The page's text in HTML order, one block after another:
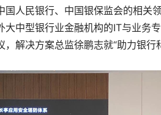
人民银行、中国银保监会的相关
中型银行业金融机构的IT与业务
解决方案总监徐鹏志就“助力银行